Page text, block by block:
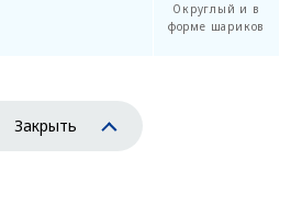
Округлый и в
форме шариков
Закрыть